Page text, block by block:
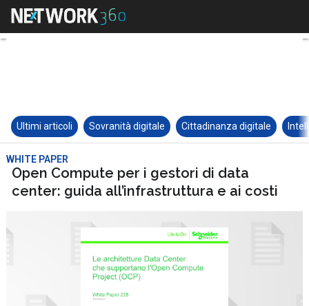
Ultimi articoli Sovranità digitale Cittadinanza digitale
WHITE PAPER
Open Compute per i gestori di data
center: guida all’infrastruttura e ai costi